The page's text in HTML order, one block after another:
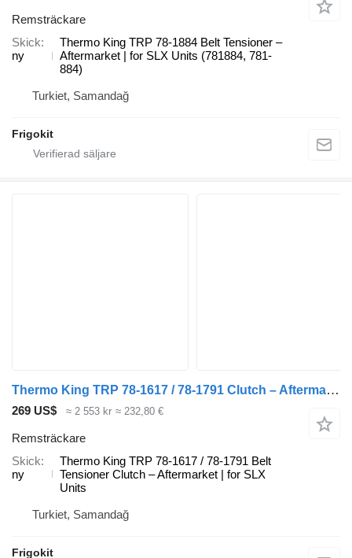
Remsträckare
Skick
ny
Thermo King TRP 78-1884 Belt Tensioner –
Aftermarket | for SLX Units (781884, 781-
884)
Turkiet, Samandağ
Frigokit
Thermo King TRP 78-1617 / 78-1791 Clutch – Aftermarket | for SLX Units Thermo remsträckare till Thermo King kylanläggning
269 US$ ≈ 2 553 kr ≈ 232,80 €
Remsträckare
Skick
ny
Thermo King TRP 78-1617 / 78-1791 Belt
Tensioner Clutch – Aftermarket | for SLX
Units
Turkiet, Samandağ
Frigokit